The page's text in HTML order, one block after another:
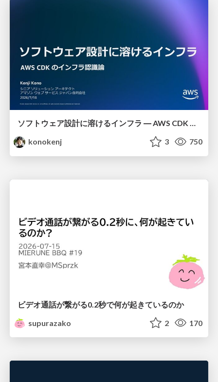
ソフトウェア設計に溶けるインフラ ― AWS CDK のインフラ認識論
konokenj
3 750
ビデオ通話が繋がる0.2秒で何が起きているのか
supurazako
2 170